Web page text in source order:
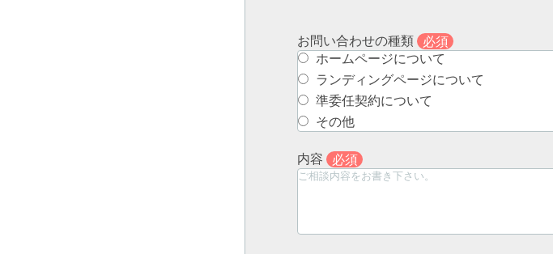
お問い合わせの種類 必須
ホームページについて
ランディングページについて
準委任契約について
その他
内容 必須